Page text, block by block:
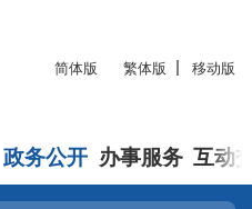
简体版 繁体版 移动版
政务公开 办事服务 互动